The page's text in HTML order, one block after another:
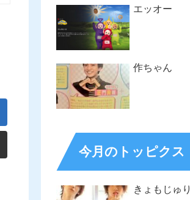
エッオー
作ちゃん
今月のトッピクス
きょもじゅり